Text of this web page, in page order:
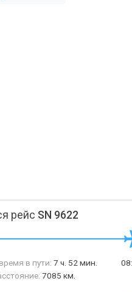
рейс SN 9622
в пути: 7 ч. 52 мин.
7085 км.